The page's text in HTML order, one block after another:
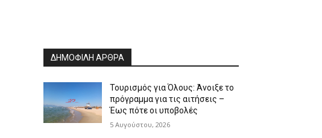
ΔΗΜΟΦΙΛΗ ΑΡΘΡΑ
Τουρισμός για Όλους: Άνοιξε το
πρόγραμμα για τις αιτήσεις –
Έως πότε οι υποβολές
5 Αυγούστου, 2026